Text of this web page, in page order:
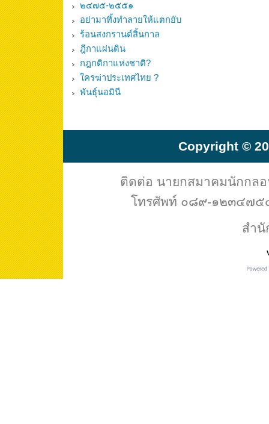
๒๔๗๕-๒๕๕๑
อย่ามาทึ้งทำลายให้แตกยับ
ร้อนสงกรานต์สิ้นกาล
ฎีกาแผ่นดิน
กฎกติกาแห่งชาติ?
ใครฆ่าประเทศไทย ?
พันธุ์นอมินี
Copyright ©
ติดต่อ นายกสมาคมนักกลอ
โทรศัพท์ ๐๘๙-๑๒๓๔๗๕๔
สำ